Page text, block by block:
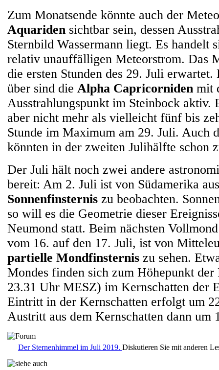
Zum Monatsende könnte auch der
Aquariden sichtbar sein, dessen
Sternbild Wassermann liegt. Es handelt
relativ unauffälligen Meteorstrom. Das
die ersten Stunden des 29. Juli erwartet.
über sind die Alpha Capricorniden mit
Ausstrahlungspunkt im Steinbock aktiv.
aber nicht mehr als vielleicht fünf bis
Stunde im Maximum am 29. Juli. Auch
könnten in der zweiten Julihälfte schon
Der Juli hält noch zwei andere
bereit: Am 2. Juli ist von Südamerika
Sonnenfinsternis zu beobachten.
so will es die Geometrie dieser
Neumond statt. Beim nächsten
vom 16. auf den 17. Juli, ist von
partielle Mondfinsternis zu sehen.
Mondes finden sich zum Höhepunkt der
23.31 Uhr MESZ) im Kernschatten der
Eintritt in der Kernschatten erfolgt um
Austritt aus dem Kernschatten dann um
Der Sternenhimmel im Juli 2019. Diskutieren Sie mit anderen